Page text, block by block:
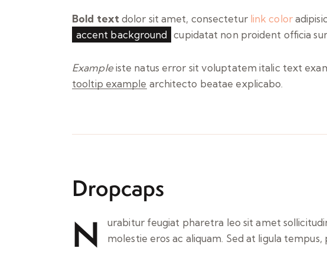
Bold textdolor sit amet, consectetur link color
accent background cupidatat non proident officia
Exampleiste natus error sit voluptatem italic text
tooltip example architecto beatae explicabo.
Dropcaps
N
urabitur feugiat pharetra leo sit amet
molestie eros ac aliquam. Sed at ligula